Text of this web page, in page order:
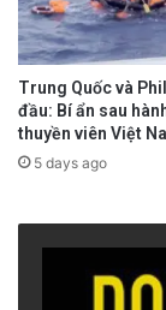
Trung Quốc và
đầu: Bí ẩn sau
thuyền viên Việt
5 days ago